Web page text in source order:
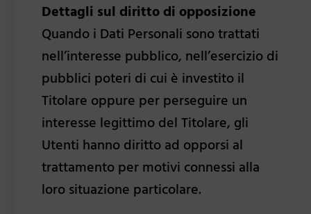
Dettagli sul diritto di opposizione
Quando i Dati Personali sono trattati
nell’interesse pubblico, nell’esercizio di
pubblici poteri di cui è investito il
Titolare oppure per perseguire un
interesse legittimo del Titolare, gli
Utenti hanno diritto ad opporsi al
trattamento per motivi connessi alla
loro situazione particolare.